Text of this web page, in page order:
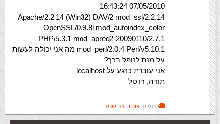
07/05/2010 16:43:24
Apache/2.2.14 (Win32) DAV/2 mod_ssl/2.2.14
OpenSSL/0.9.8l mod_autoindex_color
PHP/5.3.1 mod_apreq2-20090110/2.7.1
mod_perl/2.0.4 Perl/v5.10.1 מה אני יכולה לעשות
על מנת לטפל בכך?
אני עובדת כרגע על localhost
תודה, רויטל
תגיות: פורום צד שרת